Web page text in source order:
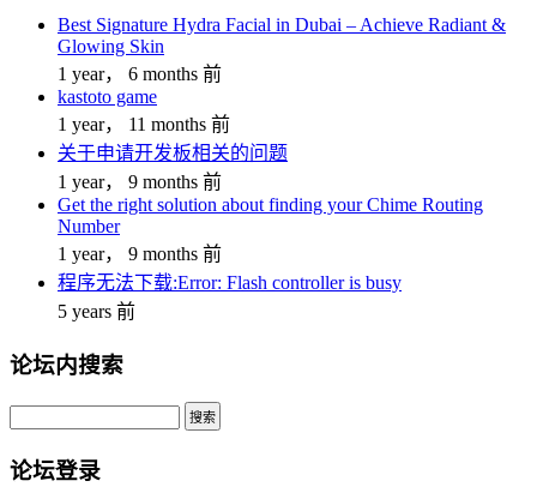
Best Signature Hydra Facial in Dubai – Achieve Radiant &
Glowing Skin
1 year， 6 months 前
kastoto game
1 year， 11 months 前
关于申请开发板相关的问题
1 year， 9 months 前
Get the right solution about finding your Chime Routing
Number
1 year， 9 months 前
程序无法下载:Error: Flash controller is busy
5 years 前
论坛内搜索
论坛登录